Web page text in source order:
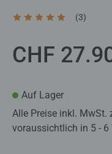
Durchschnittliche
(3)
CHF
Auf Lager
Alle Preise inkl. MwSt.
voraussichtlich in 5 - 6